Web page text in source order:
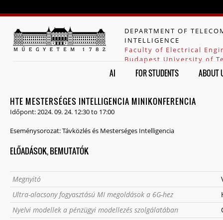
DEPARTMENT OF
INTELLIGENCE
Faculty of Electrical
Budapest University of
AI FOR STUDENTS ABOUT
HTE MESTERSÉGES INTELLIGENCIA MINIKONFERENCIA
Időpont:2024. 09. 24. 12:30to 17:00
Eseménysorozat:Távközlés és Mesterséges Intelligencia
ELŐADÁSOK, BEMUTATÓK
Megnyitó
Ultra-alacsony fogyasztású MI megoldások a 6G-hez
Nyelvi modellek a pénzügyi modellezés szolgálatában